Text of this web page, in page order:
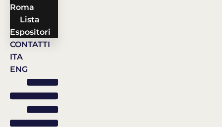
Roma
Lista
Espositori
CONTATTI
ITA
ENG